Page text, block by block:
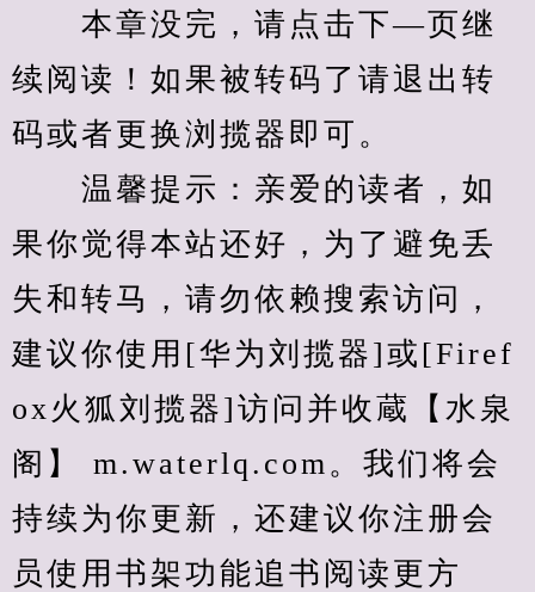
本章没完，请点击下—页继
续阅读！如果被转码了请退出转
码或者更换浏揽器即可。
温馨提示：亲爱的读者，如
果你觉得本站还好，为了避免丢
失和转马，请勿依赖搜索访问，
建议你使用[华为刘揽器]或[Firef
ox火狐刘揽器]访问并收蔵【水泉
阁】 m.waterlq.com。我们将会
持续为你更新，还建议你注册会
员使用书架功能追书阅读更方